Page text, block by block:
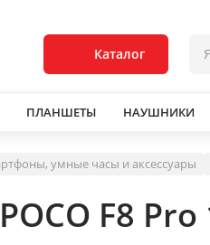
Каталог
ПЛАНШЕТЫ НАУШНИКИ
умные часы и аксессуары
F8